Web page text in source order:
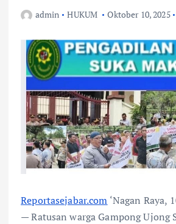
admin HUKUM Oktober 10, 2025
Reportasejabar.com ‘Nagan Raya,
— Ratusan warga Gampong Ujong